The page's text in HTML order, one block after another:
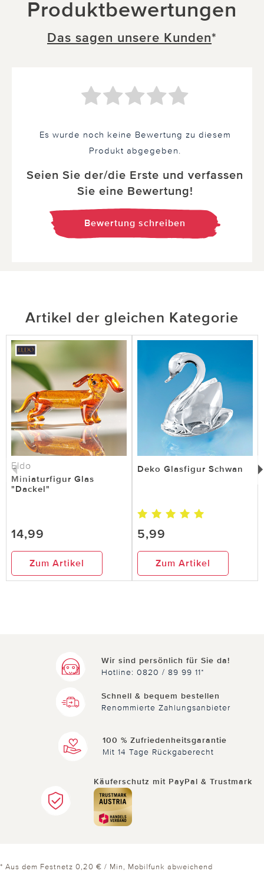
Produktbewertungen
Das sagen unsere Kunden*
Es wurde noch keine Bewertung zu diesem
Produkt abgegeben.
Seien Sie der/die Erste und verfassen
Sie eine Bewertung!
Bewertung schreiben
Artikel der gleichen Kategorie
Eldo
Miniaturfigur Glas
"Dackel"
14,99
Zum Artikel
Deko Glasfigur Schwan
5,99
Zum Artikel
Wir sind persönlich für Sie da!
Hotline: 0820 / 89 99 11*
Schnell & bequem bestellen
Renommierte Zahlungsanbieter
100 % Zufriedenheitsgarantie
Mit 14 Tage Rückgaberecht
Käuferschutz mit PayPal & Trustmark
* Aus dem Festnetz 0,20 € / Min, Mobilfunk abweichend